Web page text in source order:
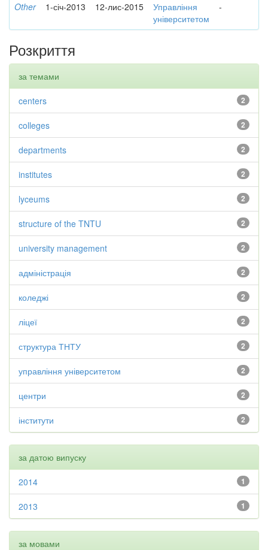
Other 1-січ-2013 12-лис-2015
Управління
університетом
-
Розкриття
за темами
2
centers
2
colleges
2
departments
2
institutes
2
lyceums
2
structure of the TNTU
2
university management
2
адміністрація
2
коледжі
2
ліцеї
2
структура ТНТУ
2
управління університетом
2
центри
2
інститути
за датою випуску
1
2014
1
2013
за мовами